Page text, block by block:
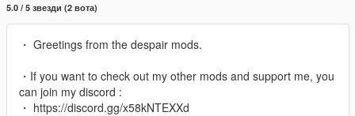
5.0 / 5 звезди (2 вота)
・ Greetings from the despair mods.
・If you want to check out my other mods and support me, you
can join my discord :
・ https://discord.gg/x58kNTEXXd